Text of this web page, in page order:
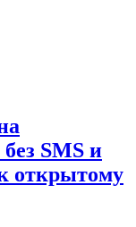
SMS и
открытому